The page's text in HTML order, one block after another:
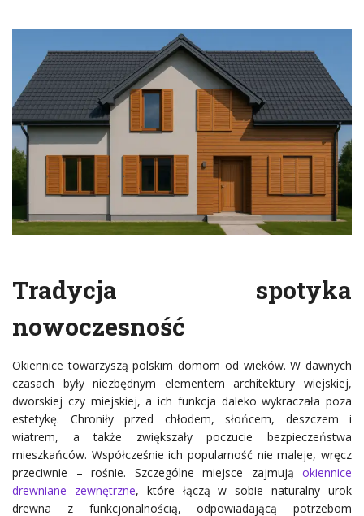
Tradycja spotyka
nowoczesność
Okiennice towarzyszą polskim domom od wieków. W dawnych
czasach były niezbędnym elementem architektury wiejskiej,
dworskiej czy miejskiej, a ich funkcja daleko wykraczała poza
estetykę. Chroniły przed chłodem, słońcem, deszczem i
wiatrem, a także zwiększały poczucie bezpieczeństwa
mieszkańców. Współcześnie ich popularność nie maleje, wręcz
przeciwnie – rośnie. Szczególne miejsce zajmują okiennice
drewniane zewnętrzne, które łączą w sobie naturalny urok
drewna z funkcjonalnością, odpowiadającą potrzebom